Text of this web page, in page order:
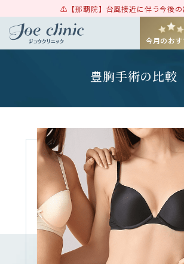
【那覇院】台風接近に伴う今後
今月のおす
豊胸手術の比較